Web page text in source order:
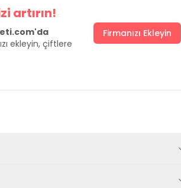
artırın!
ekleyin, çiftlere
Firmanızı Ekleyin